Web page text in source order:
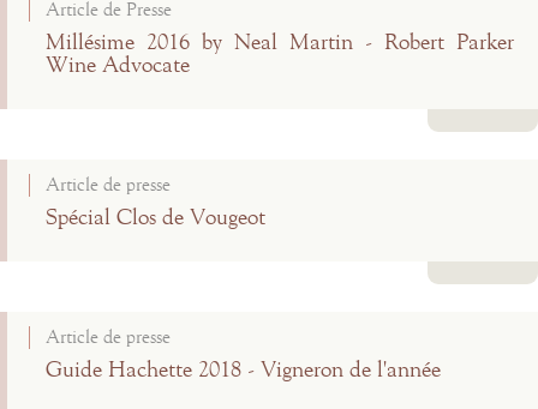
Article de Presse
Millésime 2016 by Neal Martin - Robert Parker
Wine Advocate
Article de presse
Spécial Clos de Vougeot
Article de presse
Guide Hachette 2018 - Vigneron de l'année